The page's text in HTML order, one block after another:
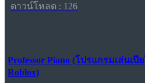
ดาวน์โหลด : 126
Professor Piano (โปรแกรมเล่นเ
Roblox)